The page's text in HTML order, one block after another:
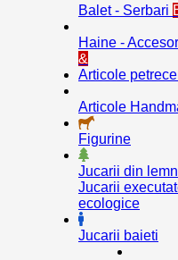
Balet - Serbari
Haine -
&
Articole
Articole
Figurine
Jucarii din lemn
Jucarii
ecologice
Jucarii baieti